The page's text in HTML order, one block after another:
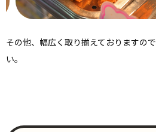
その他、幅広く取り揃えておりますの
い。